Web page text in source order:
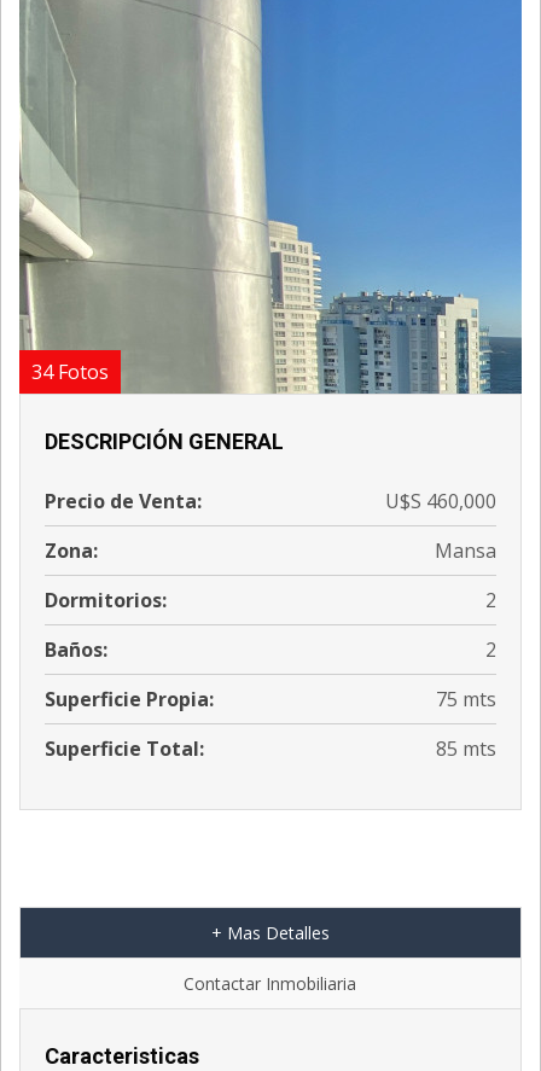
';
34 Fotos
DESCRIPCIÓN GENERAL
Precio de Venta:
U$S 460,000
Zona:
Mansa
Dormitorios:
2
Baños:
2
Superficie Propia:
75 mts
Superficie Total:
85 mts
+ Mas Detalles
Contactar Inmobiliaria
Caracteristicas